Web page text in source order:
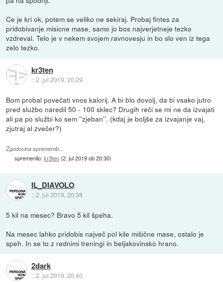
Ce je kri ok, potem se veliko ne sekiraj. Probaj fintes za
pridobivanje misicne mase, samo jo bos najverjetneje tezko
vzdreval. Telo je v nekem svojem ravnovesju in bo slo ven iz tega
zelo tezko.
kr3ten
::2. jul 2019, 20:29
Bom probal povečati vnos kalorij. A bi blo dovolj, da bi vsako jutro
pred službo naredil 50 - 100 sklec? Drugih reči se mi ne da izvajati
ali pa po službi ko sem ''zjeban''. (kdaj je boljše za izvajanje vaj,
zjutraj al zvečer?)
Zgodovina sprememb…
spremenilo:kr3ten(2. jul 2019 ob 20:30)
IL_DIAVOLO
::2. jul 2019, 20:38
5 kil na mesec? Bravo 5 kil špeha.
Na mesec lahko pridobis največ pol kile mišične mase, ostalo je
speh. In se to z rednimi treningi in beljakovinsko hrano.
2dark
::2. jul 2019, 20:40